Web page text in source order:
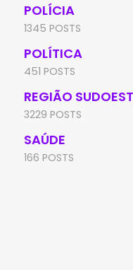
POLÍCIA
1345 POSTS
POLÍTICA
451 POSTS
REGIÃO
3229 POSTS
SAÚDE
166 POSTS